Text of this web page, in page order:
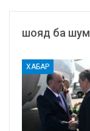
шояд ба
ХАБАР